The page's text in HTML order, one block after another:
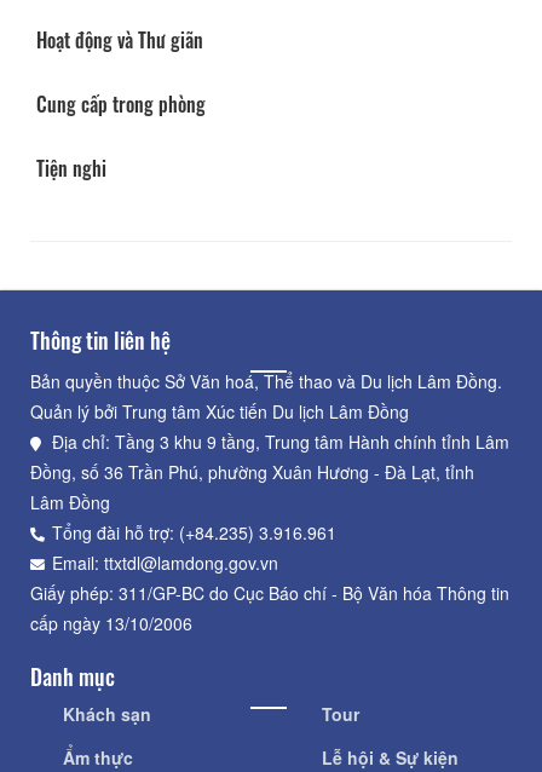
Hoạt động và Thư giãn
Cung cấp trong phòng
Tiện nghi
Thông tin liên hệ
Bản quyền thuộc Sở Văn hoá, Thể thao và Du lịch Lâm Đồng.
Quản lý bởi Trung tâm Xúc tiến Du lịch Lâm Đồng
Địa chỉ: Tầng 3 khu 9 tầng, Trung tâm Hành chính tỉnh Lâm
Đồng, số 36 Trần Phú, phường Xuân Hương - Đà Lạt, tỉnh
Lâm Đồng
Tổng đài hỗ trợ: (+84.235) 3.916.961
Email: ttxtdl@lamdong.gov.vn
Giấy phép: 311/GP-BC do Cục Báo chí - Bộ Văn hóa Thông tin
cấp ngày 13/10/2006
Danh mục
Khách sạn
Ẩm thực
Tour
Lễ hội & Sự kiện